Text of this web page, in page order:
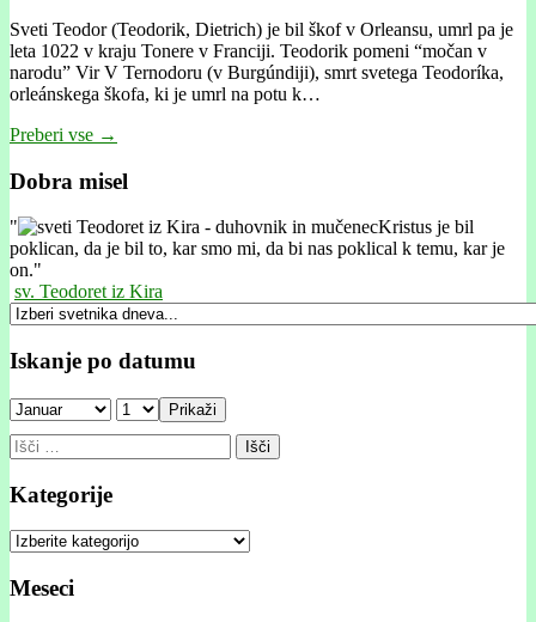
Sveti Teodor (Teodorik, Dietrich) je bil škof v Orleansu, umrl pa je
leta 1022 v kraju Tonere v Franciji. Teodorik pomeni “močan v
narodu” Vir V Ternodoru (v Burgúndiji), smrt svetega Teodoríka,
orleánskega škofa, ki je umrl na potu k…
Preberi vse →
Dobra misel
"
Kristus je bil
poklican, da je bil to, kar smo mi, da bi nas poklical k temu, kar je
on."
sv. Teodoret iz Kira
Iskanje po datumu
Prikaži
Išči:
Kategorije
Kategorije
Meseci